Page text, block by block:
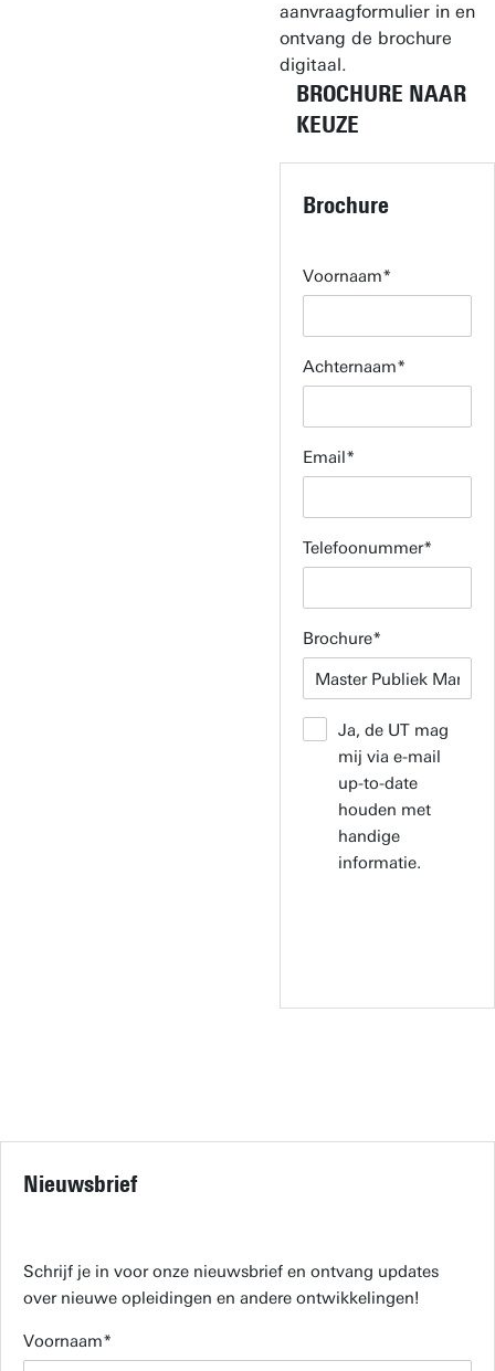
aanvraagformulier in en
ontvang de brochure
digitaal.
BROCHURE NAAR
KEUZE
Brochure
Voornaam
Achternaam
Email
Telefoonummer
Brochure
Ja, de UT mag
mij via e-mail
up-to-date
houden met
handige
informatie.
Nieuwsbrief
Schrijf je in voor onze nieuwsbrief en ontvang updates
over nieuwe opleidingen en andere ontwikkelingen!
Voornaam